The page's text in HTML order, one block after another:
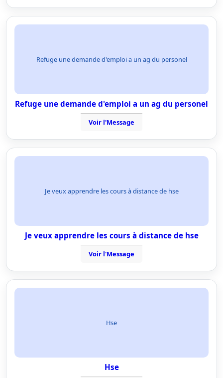
Refuge une demande d'emploi a un ag du personel
Refuge une demande d'emploi a un ag du personel
Voir l'Message
Je veux apprendre les cours à distance de hse
Je veux apprendre les cours à distance de hse
Voir l'Message
Hse
Hse